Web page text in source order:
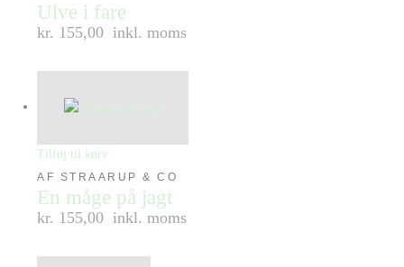
Ulve i fare
kr. 155,00 inkl. moms
Tilføj til kurv
AF STRAARUP & CO
En måge på jagt
kr. 155,00 inkl. moms